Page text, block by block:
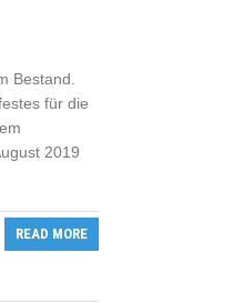
Bestand.
für die
2019
READ MORE